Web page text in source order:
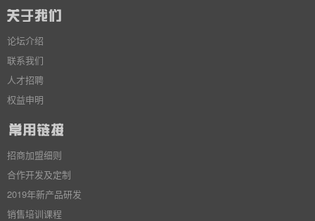
论坛介绍
联系我们
人才招聘
权益申明
招商加盟细则
合作开发及定制
2019年新产品研发
销售培训课程